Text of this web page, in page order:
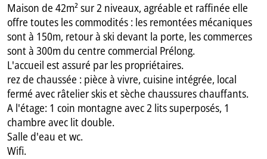
Maison de 42m² sur 2 niveaux, agréable et raffinée elle
offre toutes les commodités : les remontées mécaniques
sont à 150m, retour à ski devant la porte, les commerces
sont à 300m du centre commercial Prélong.
L'accueil est assuré par les propriétaires.
rez de chaussée : pièce à vivre, cuisine intégrée, local
fermé avec râtelier skis et sèche chaussures chauffants.
A l'étage: 1 coin montagne avec 2 lits superposés, 1
chambre avec lit double.
Salle d'eau et wc.
Wifi.